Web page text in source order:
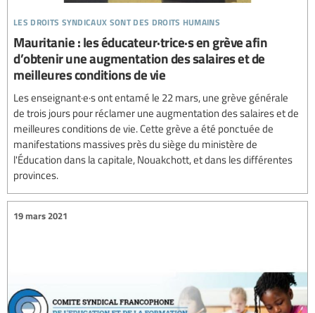
les droits syndicaux sont des droits humains
Mauritanie : les éducateur·trice·s en grève afin
d’obtenir une augmentation des salaires et de
meilleures conditions de vie
Les enseignant·e·s ont entamé le 22 mars, une grève générale
de trois jours pour réclamer une augmentation des salaires et de
meilleures conditions de vie. Cette grève a été ponctuée de
manifestations massives près du siège du ministère de
l'Éducation dans la capitale, Nouakchott, et dans les différentes
provinces.
19 mars 2021